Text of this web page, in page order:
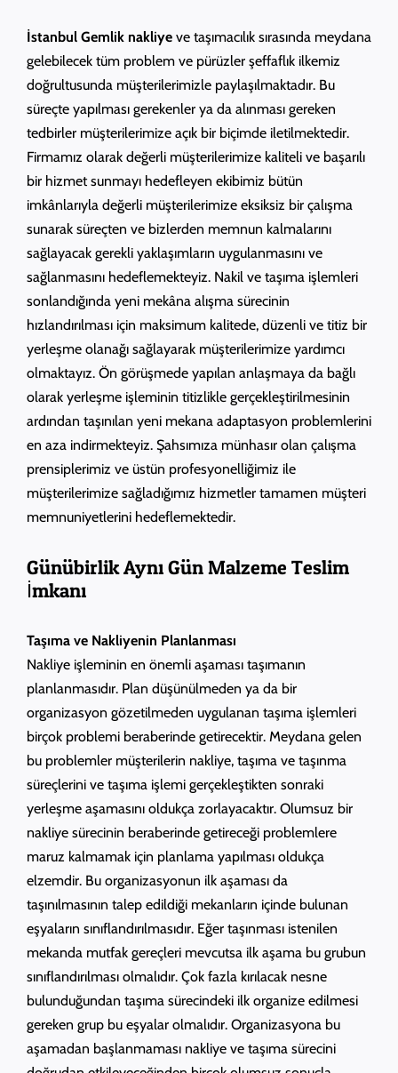
İstanbul Gemlik nakliye ve taşımacılık sırasında meydana
gelebilecek tüm problem ve pürüzler şeffaflık ilkemiz
doğrultusunda müşterilerimizle paylaşılmaktadır. Bu
süreçte yapılması gerekenler ya da alınması gereken
tedbirler müşterilerimize açık bir biçimde iletilmektedir.
Firmamız olarak değerli müşterilerimize kaliteli ve başarılı
bir hizmet sunmayı hedefleyen ekibimiz bütün
imkânlarıyla değerli müşterilerimize eksiksiz bir çalışma
sunarak süreçten ve bizlerden memnun kalmalarını
sağlayacak gerekli yaklaşımların uygulanmasını ve
sağlanmasını hedeflemekteyiz. Nakil ve taşıma işlemleri
sonlandığında yeni mekâna alışma sürecinin
hızlandırılması için maksimum kalitede, düzenli ve titiz bir
yerleşme olanağı sağlayarak müşterilerimize yardımcı
olmaktayız. Ön görüşmede yapılan anlaşmaya da bağlı
olarak yerleşme işleminin titizlikle gerçekleştirilmesinin
ardından taşınılan yeni mekana adaptasyon problemlerini
en aza indirmekteyiz. Şahsımıza münhasır olan çalışma
prensiplerimiz ve üstün profesyonelliğimiz ile
müşterilerimize sağladığımız hizmetler tamamen müşteri
memnuniyetlerini hedeflemektedir.
Günübirlik Aynı Gün Malzeme Teslim
İmkanı
Taşıma ve Nakliyenin Planlanması
Nakliye işleminin en önemli aşaması taşımanın
planlanmasıdır. Plan düşünülmeden ya da bir
organizasyon gözetilmeden uygulanan taşıma işlemleri
birçok problemi beraberinde getirecektir. Meydana gelen
bu problemler müşterilerin nakliye, taşıma ve taşınma
süreçlerini ve taşıma işlemi gerçekleştikten sonraki
yerleşme aşamasını oldukça zorlayacaktır. Olumsuz bir
nakliye sürecinin beraberinde getireceği problemlere
maruz kalmamak için planlama yapılması oldukça
elzemdir. Bu organizasyonun ilk aşaması da
taşınılmasının talep edildiği mekanların içinde bulunan
eşyaların sınıflandırılmasıdır. Eğer taşınması istenilen
mekanda mutfak gereçleri mevcutsa ilk aşama bu grubun
sınıflandırılması olmalıdır. Çok fazla kırılacak nesne
bulunduğundan taşıma sürecindeki ilk organize edilmesi
gereken grup bu eşyalar olmalıdır. Organizasyona bu
aşamadan başlanmaması nakliye ve taşıma sürecini